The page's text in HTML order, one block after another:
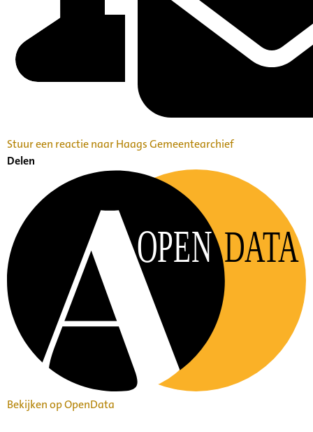
Stuur een reactie naar Haags Gemeentearchief
Delen
OPEN DATA
Bekijken op OpenData